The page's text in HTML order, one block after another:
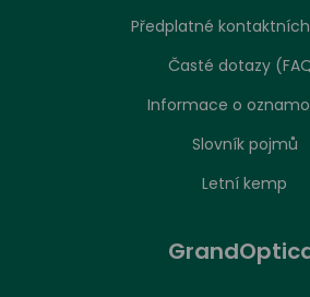
Předplatné
Časté dotazy
Informace o
Slovník pojmů
Letní kemp